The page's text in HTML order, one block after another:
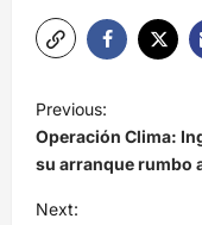
N
a
v
e
Previous:
Operación Clima:
su arranque rumbo
Next: